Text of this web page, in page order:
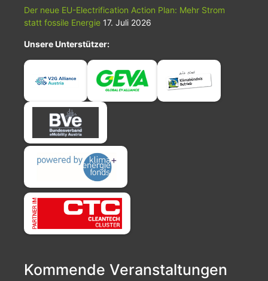
Der neue EU-Electrification Action Plan: Mehr Strom
statt fossile Energie 17. Juli 2026
Unsere Unterstützer:
Kommende Veranstaltungen